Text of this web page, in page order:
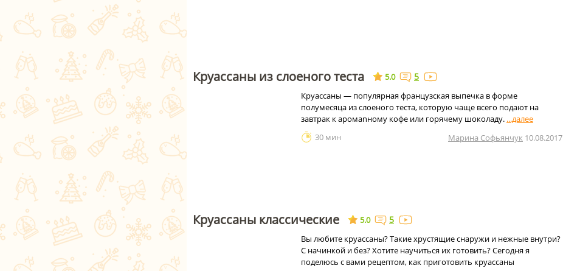
Круассаны из слоеного теста 5.0 5
Круассаны — популярная французская выпечка в форме
полумесяца из слоеного теста, которую чаще всего подают на
завтрак к аромаnному кофе или горячему шоколаду.
30 мин
Марина Софьянчук 10.08.2017
Круассаны классические 5.0 5
Вы любите круассаны? Такие хрустящие снаружи и нежные внутри?
С начинкой и без? Хотите научиться их готовить? Сегодня я
поделюсь с вами рецептом, как приготовить круассаны